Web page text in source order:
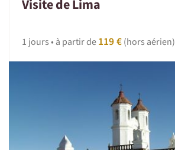
Visite de Lima
1 jours • à partir de119 €(hors aérien)